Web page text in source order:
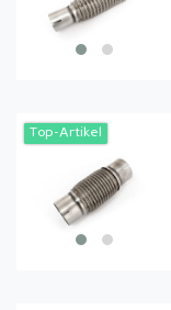
Top-Artikel